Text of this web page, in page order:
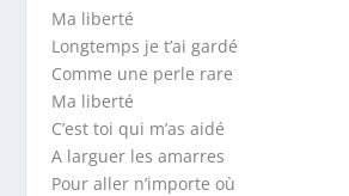
Ma liberté
Longtemps je t’ai gardé
Comme une perle rare
Ma liberté
C’est toi qui m’as aidé
A larguer les amarres
Pour aller n’importe où